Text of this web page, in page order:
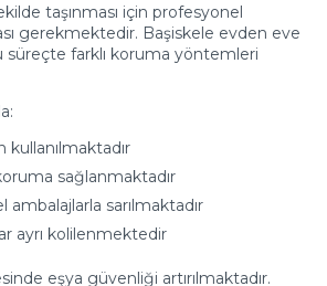
taşınması için profesyonel
gerekmektedir. Başiskele evden eve
süreçte farklı koruma yöntemleri
kullanılmaktadır
sağlanmaktadır
ambalajlarla sarılmaktadır
ayrı kolilenmektedir
eşya güvenliği artırılmaktadır.